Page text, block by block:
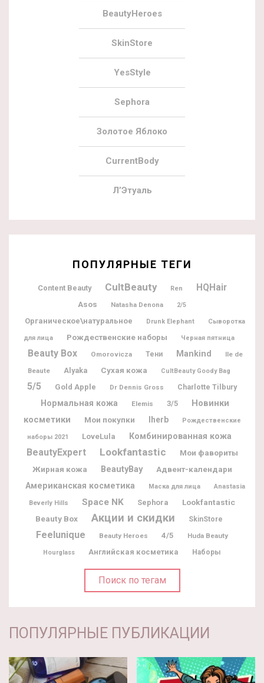
BeautyHeroes
SkinStore
YesStyle
Sephora
Золотое Яблоко
CurrentBody
Л’Этуаль
ПОПУЛЯРНЫЕ ТЕГИ
Content Beauty CultBeauty Ren HQHair
Asos Natasha Denona 2/5
Органическое\натуральное Drunk Elephant Сыворотка
для лица Рождественские наборы Черная пятница
Beauty Box Omorovicza Тени Mankind
Ile de
Beaute
Alyaka Сухая кожа CultBeauty Goody Bag
5/5 Gold Apple Dr Dennis Gross Charlotte Tilbury
Нормальная кожа Elemis 3/5
Новинки
косметики
Мои покупки Iherb Рождественские
наборы 2021 LoveLula Комбинированная кожа
BeautyExpert Lookfantastic
Мои фавориты
Жирная кожа
BeautyBay
Адвент-календари
Американская косметика
Маска для лица Anastasia
Beverly Hills Space NK Sephora
Lookfantastic
Beauty Box
Акции и скидки SkinStore
Feelunique Beauty Heroes 4/5 Huda Beauty
Hourglass Английская косметика Наборы
Поиск по тегам
ПОПУЛЯРНЫЕ ПУБЛИКАЦИИ